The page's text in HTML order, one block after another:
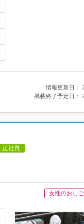
情報更新日：
掲載終了予定日：
正社員
女性のおし